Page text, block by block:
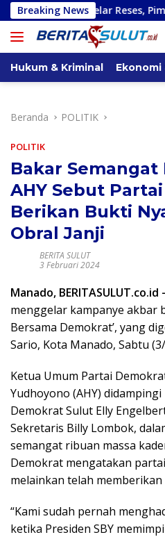
Langsung
ke
konten
Breaking News
Reses, Pimpinan dan
Hukum & Kriminal Ekonomi
Beranda POLITIK
POLITIK
Bakar
AHY Sebut
Berikan Bukti
Obral Janji
BERITA SULUT
3 Februari 2024
Manado, BERITASULUT.co.id
menggelar kampanye akbar
Bersama Demokrat’, yang
Sario, Kota Manado, Sabtu
Ketua Umum Partai
Yudhoyono (AHY)
Demokrat Sulut Elly
Sekretaris Billy Lombok,
semangat ribuan massa
Demokrat mengatakan
melainkan telah
“Kami sudah pernah
ketika Presiden SBY